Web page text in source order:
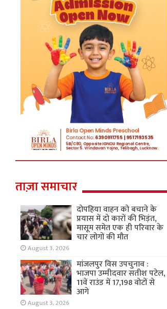
ताज़ा समाचार
दोपहिया वाहन को बचाने के
प्रयास में दो कारों की भिड़ंत,
मासूम समेत एक ही परिवार के
चार लोगों की मौत
August 3, 2026
मांजलपुर विस उपचुनाव :
भाजपा उम्मीदवार सतीश पटेल,
11वें राउंड में 17,198 वोटों से
आगे
August 3, 2026